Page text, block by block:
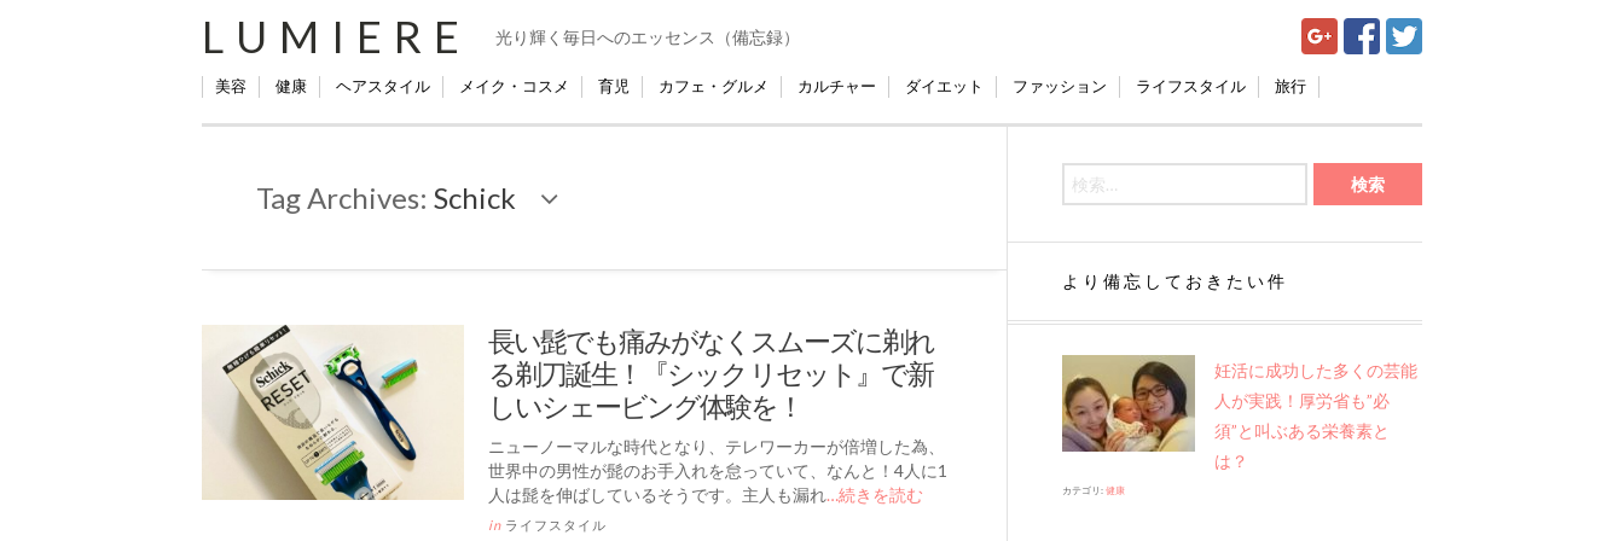
LUMIERE 光り輝く毎日へのエッセンス（備忘録）
美容 健康 ヘアスタイル メイク・コスメ 育児 カフェ・グルメ カルチャー ダイエット ファッション ライフスタイル 旅行
Tag Archives: Schick
長い髭でも痛みがなくスムーズに剃れ
る剃刀誕生！『シック リセット』で新
しいシェービング体験を！
ニューノーマルな時代となり、テレワーカーが倍増した為、
世界中の男性が髭のお手入れを怠っていて、なんと！4人に1
人は髭を伸ばしているそうです。主人も漏れ…続きを読む
in ライフスタイル
より備忘しておきたい件
妊活に成功した多くの芸能
人が実践！厚労省も”必
須”と叫ぶある栄養素と
は？
カテゴリ: 健康